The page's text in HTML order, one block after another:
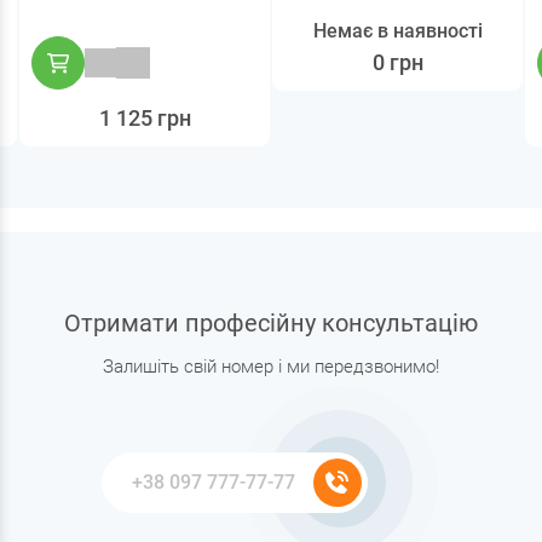
1 125 грн
0 грн
Немає в наявності
Отримати професійну консультацію
Залишіть свій номер і ми передзвонимо!